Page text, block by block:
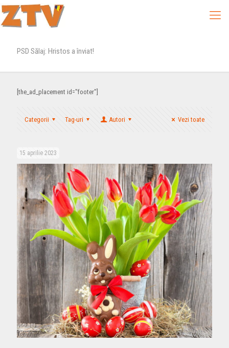
PSD Sălaj: Hristos a înviat!
[the_ad_placement id="footer"]
Categorii Tag-uri Autori Vezi toate
15 aprilie 2023